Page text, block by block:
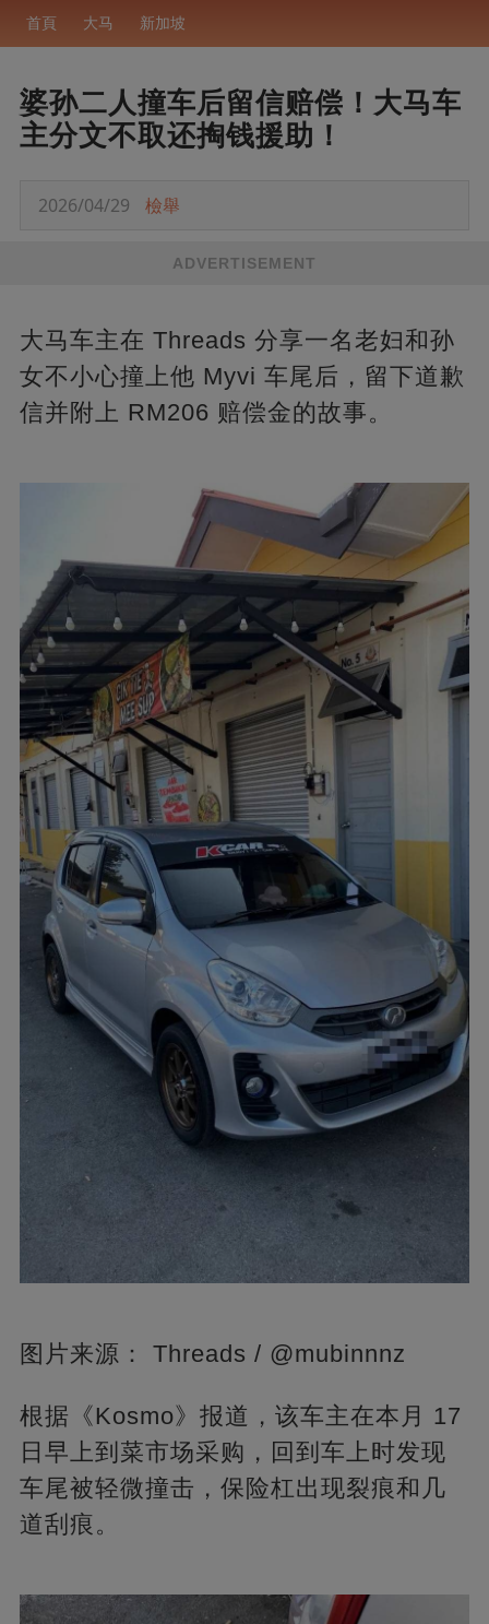
首頁 大马 新加坡
婆孙二人撞车后留信赔偿！大马车
主分文不取还掏钱援助！
2026/04/29 檢舉
ADVERTISEMENT
大马车主在 Threads 分享一名老妇和孙
女不小心撞上他 Myvi 车尾后，留下道歉
信并附上 RM206 赔偿金的故事。
图片来源： Threads / @mubinnnz
根据《Kosmo》报道，该车主在本月 17
日早上到菜市场采购，回到车上时发现
车尾被轻微撞击，保险杠出现裂痕和几
道刮痕。